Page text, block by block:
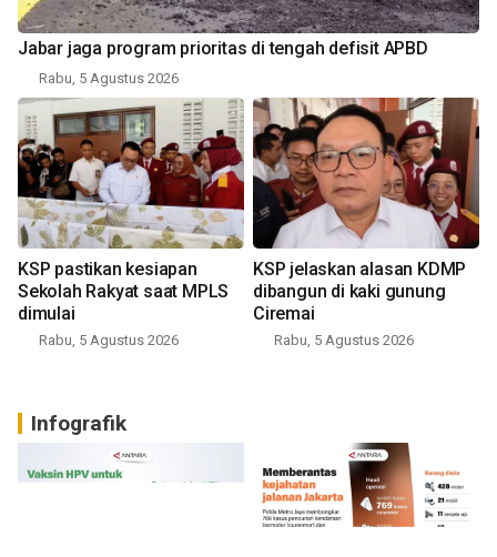
Jabar jaga program prioritas di tengah defisit APBD
Rabu, 5 Agustus 2026
KSP pastikan kesiapan
Sekolah Rakyat saat MPLS
dimulai
Rabu, 5 Agustus 2026
KSP jelaskan alasan KDMP
dibangun di kaki gunung
Ciremai
Rabu, 5 Agustus 2026
Infografik